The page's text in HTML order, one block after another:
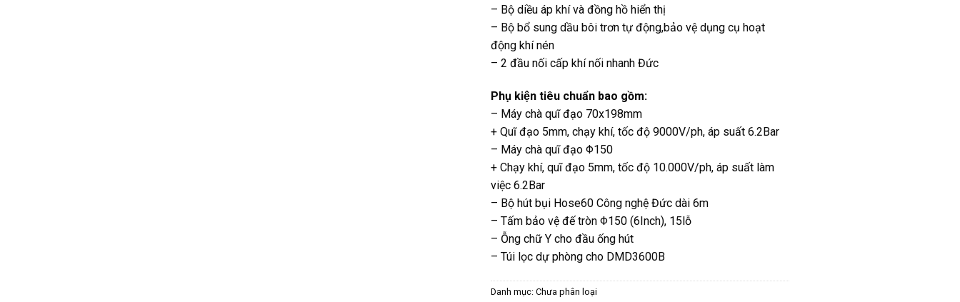
– Bộ diều áp khí và đồng hồ hiển thị
– Bộ bổ sung dầu bôi trơn tự động,bảo vệ dụng cụ hoạt
động khí nén
– 2 đầu nối cấp khí nối nhanh Đức
Phụ kiện tiêu chuẩn bao gồm:
– Máy chà quĩ đạo 70x198mm
+ Quĩ đạo 5mm, chạy khí, tốc độ 9000V/ph, áp suất 6.2Bar
– Máy chà quĩ đạo Φ150
+ Chạy khí, quĩ đạo 5mm, tốc độ 10.000V/ph, áp suất làm
việc 6.2Bar
– Bộ hút bụi Hose60 Công nghệ Đức dài 6m
– Tấm bảo vệ đế tròn Φ150 (6Inch), 15lỗ
– Ỗng chữ Y cho đầu ống hút
– Túi lọc dự phòng cho DMD3600B
Danh mục: Chưa phân loại